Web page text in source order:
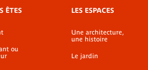
-
"Arts de l'enfance,
ÊTES
ou
LES ESPACES
Une architecture,
une histoire
Le jardin